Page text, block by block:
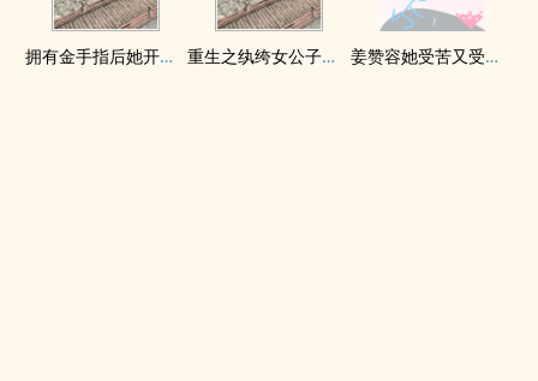
拥有金手指后她开始为所欲为（nph） 重生之纨绔女公子（NPH） 姜赞容她受苦又受难（NPH）